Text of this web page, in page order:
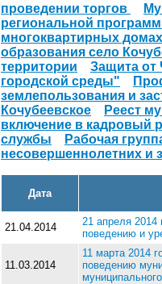
проведении торгов
региональной
многоквартирных
образования село
территории
Защита от
городской среды"
землепользования и
Кочубеевское
Реест
включение в кадровый
службы
Рабочая
несовершеннолетних и
Дата
21.04.2014
21 апреля 2014
поведению и
11.03.2014
11 марта 2014
поведению